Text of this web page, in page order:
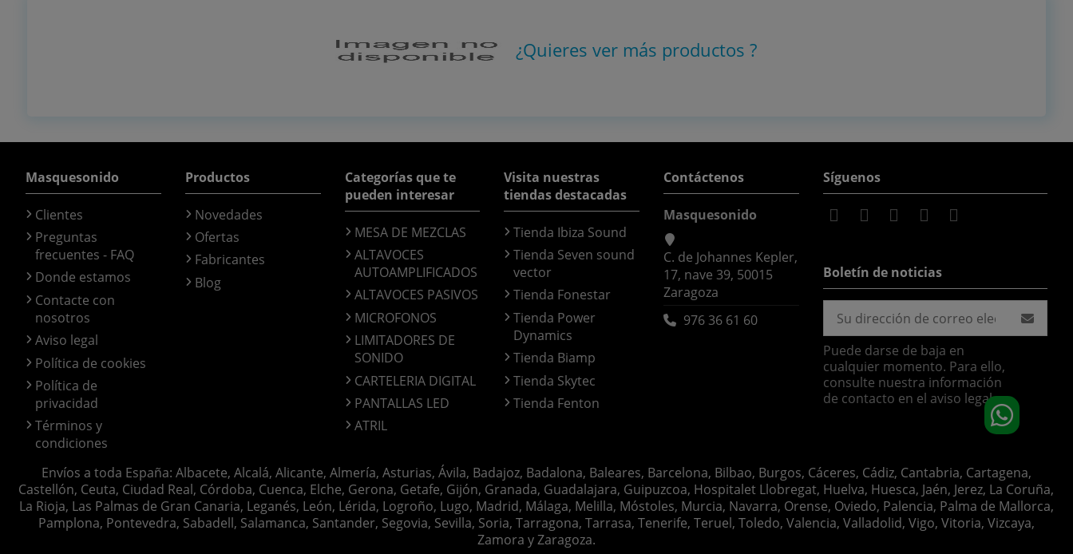
¿Quieres ver más productos ?
Masquesonido
Clientes
Preguntas
frecuentes - FAQ
Donde estamos
Contacte con
nosotros
Aviso legal
Política de cookies
Política de
privacidad
Términos y
condiciones
Productos
Novedades
Ofertas
Fabricantes
Blog
Categorías que te
pueden interesar
MESA DE MEZCLAS
ALTAVOCES
AUTOAMPLIFICADOS
ALTAVOCES PASIVOS
MICROFONOS
LIMITADORES DE
SONIDO
CARTELERIA DIGITAL
PANTALLAS LED
ATRIL
Visita nuestras
tiendas destacadas
Tienda Ibiza Sound
Tienda Seven sound
vector
Tienda Fonestar
Tienda Power
Dynamics
Tienda Biamp
Tienda Skytec
Tienda Fenton
Contáctenos
Masquesonido
C. de Johannes Kepler,
17, nave 39, 50015
Zaragoza
976 36 61 60
Síguenos
Boletín de noticias
Puede darse de baja en
cualquier momento. Para ello,
consulte nuestra información
de contacto en el aviso legal.
Envíos a toda España: Albacete, Alcalá, Alicante, Almería, Asturias, Ávila, Badajoz, Badalona, Baleares, Barcelona, Bilbao, Burgos, Cáceres, Cádiz, Cantabria, Cartagena,
Castellón, Ceuta, Ciudad Real, Córdoba, Cuenca, Elche, Gerona, Getafe, Gijón, Granada, Guadalajara, Guipuzcoa, Hospitalet Llobregat, Huelva, Huesca, Jaén, Jerez, La Coruña,
La Rioja, Las Palmas de Gran Canaria, Leganés, León, Lérida, Logroño, Lugo, Madrid, Málaga, Melilla, Móstoles, Murcia, Navarra, Orense, Oviedo, Palencia, Palma de Mallorca,
Pamplona, Pontevedra, Sabadell, Salamanca, Santander, Segovia, Sevilla, Soria, Tarragona, Tarrasa, Tenerife, Teruel, Toledo, Valencia, Valladolid, Vigo, Vitoria, Vizcaya,
Zamora y Zaragoza.